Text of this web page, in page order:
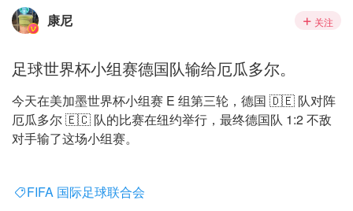
康尼 关注
足球世界杯小组赛德国队输给厄瓜多尔。
今天在美加墨世界杯小组赛 E 组第三轮，德国 🇩🇪 队对阵
厄瓜多尔 🇪🇨 队的比赛在纽约举行，最终德国队 1:2 不敌
对手输了这场小组赛。
FIFA 国际足球联合会